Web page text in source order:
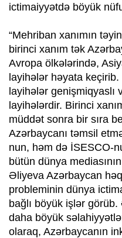
ictimaiyyətdə böyük
“Mehriban xanımın
birinci xanım tək
Avropa ölkələrində,
layihələr həyata
layihələr genişmiqyaslı
layihələrdir. Birinci
müddət sonra bir sıra
Azərbaycanı təmsil
nun, həm də İSESCO-
bütün dünya
Əliyeva Azərbaycan
probleminin dünya
bağlı böyük işlər
daha böyük
olaraq, Azərbaycanın